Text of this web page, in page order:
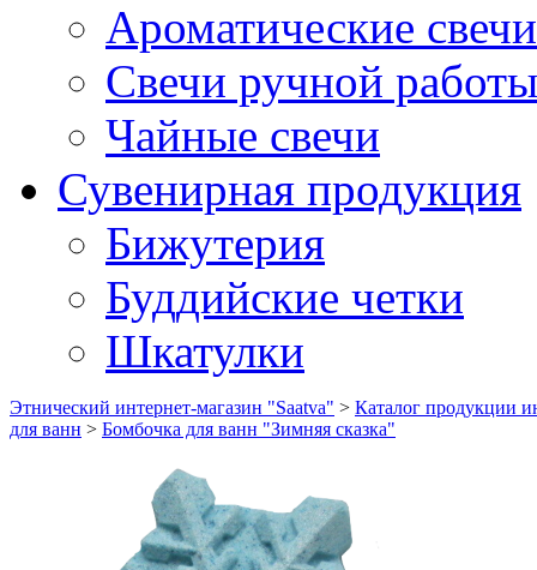
Ароматические свечи
Свечи ручной работы
Чайные свечи
Сувенирная продукция
Бижутерия
Буддийские четки
Шкатулки
Этнический интернет-магазин "Saatva" > Каталог продукции
для ванн > Бомбочка для ванн "Зимняя сказка"